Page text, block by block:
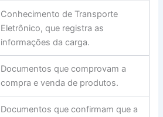
Conhecimento de Transporte
Eletrônico, que registra as
informações da carga.
Documentos que comprovam a
compra e venda de produtos.
Documentos que confirmam que a